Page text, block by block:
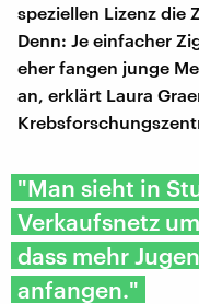
speziellen Lizenz die
Denn: Je einfacher
eher fangen junge
an, erklärt Laura
"Man sieht in
Verkaufsnetz
dass mehr
anfangen."